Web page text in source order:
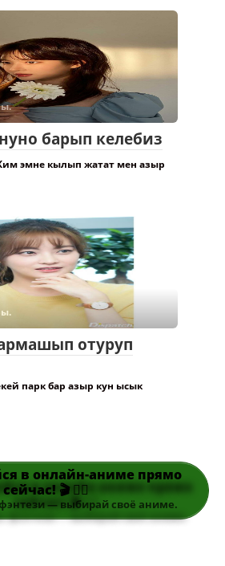
барып келебиз
эмне кылып жатат мен азыр
отуруп
парк бар азыр кун ысык
в онлайн-аниме прямо
сейчас! 🎬 👆🏻
— выбирай своё аниме.